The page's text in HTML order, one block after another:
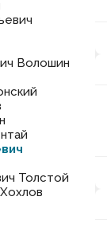
Волошин
Толстой